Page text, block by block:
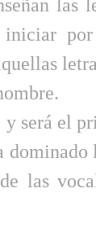
las
por
será el
las